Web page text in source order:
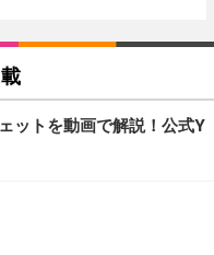
ットを動画で解説！公式Y